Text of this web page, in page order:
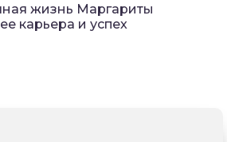
жизнь Маргариты
карьера и успех